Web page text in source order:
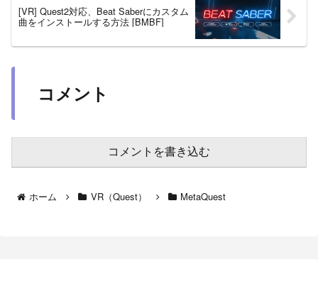
[VR] Quest2対応、Beat Saberにカスタム
曲をインストールする方法 [BMBF]
コメント
コメントを書き込む
ホーム VR（Quest） MetaQuest